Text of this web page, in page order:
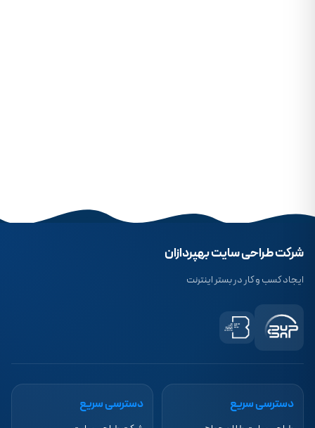
شرکت طراحی سایت بهپردازان
ایجاد کسب و کار در بستر اینترنت
دسترسی سریع دسترسی سریع